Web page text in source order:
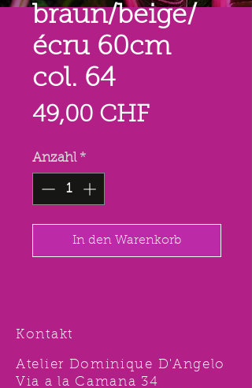
braun/beige/
écru 60cm
col. 64
49,00 CHFPreis
Anzahl *
In den Warenkorb
Kontakt
Atelier Dominique D'Angelo
Via a la Camana 34